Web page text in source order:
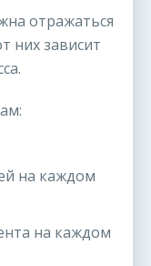
отражаться
них зависит
на каждом
на каждом